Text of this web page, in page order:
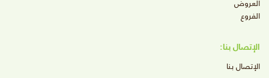
العروض
الفروع
الإتصال بنا:
الإتصال بنا